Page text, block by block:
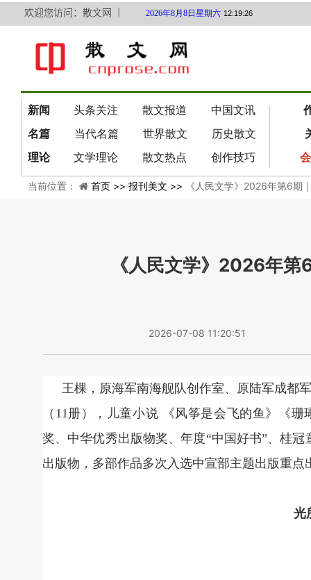
欢迎您访问：散文网 ｜
新闻 头条关注 散文报道 中国文讯
名篇
当代名篇 世界散文 历史散文
理论
文学理论 散文热点 创作技巧
2026年8月8日星期六 12:19:27
当前位置： 首页 >> 报刊美文 >> 《人民文学》2026年第6期
《人民文学》2026年
2026-07-08 11:20:51
王棵，原海军南海舰队创作室、原陆军成都
（11册），儿童小说 《风筝是会飞的鱼》《
奖、中华优秀出版物奖、年度“中国好书”、桂
出版物，多部作品多次入选中宣部主题出版重
光